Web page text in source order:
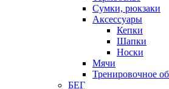
Сумки, рюкзаки
Аксессуары
Кепки
Шапки
Носки
Мячи
Тренировочное
БЕГ